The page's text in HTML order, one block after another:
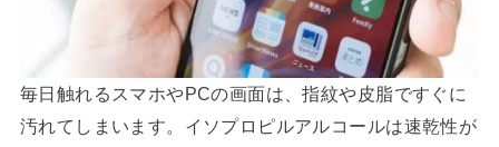
毎日触れるスマホやPCの画面は、指紋や皮脂ですぐに
汚れてしまいます。イソプロピルアルコールは速乾性が